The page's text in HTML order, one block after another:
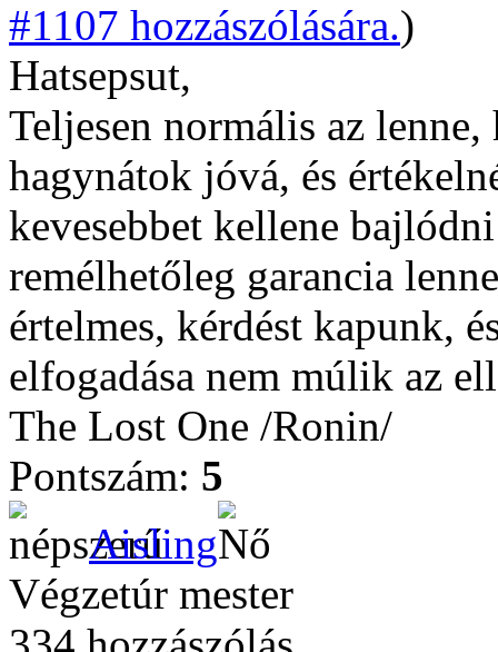
#1107 hozzászólására.)
Hatsepsut,
Teljesen normális az
hagynátok jóvá, és
kevesebbet kellene
remélhetőleg garancia
értelmes, kérdést kapunk,
elfogadása nem múlik az
The Lost One /Ronin/
Pontszám: 5
Aisling
Végzetúr mester